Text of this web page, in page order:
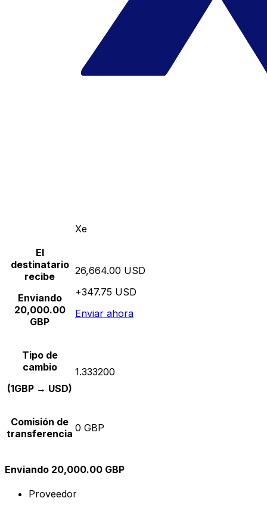
Xe
El
destinatario
recibe
Enviando
20,000.00
GBP
26,664.00 USD
+347.75 USD
Enviar ahora
Tipo de
cambio
(1GBP → USD)
1.333200
Comisión de
transferencia 0 GBP
Enviando 20,000.00 GBP
Proveedor